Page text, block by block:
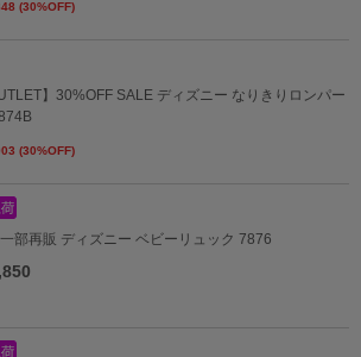
(30%OFF)
】30%OFF SALE ディズニー なりきりロンパー
(30%OFF)
部再販 ディズニー ベビーリュック 7876